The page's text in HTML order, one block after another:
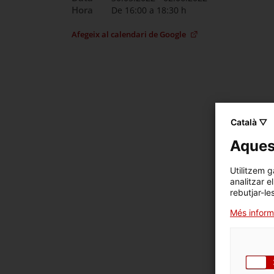
Hora De 16:00 a 18:30 h
Afegeix al calendari de Google
Català ▽
Utilitzem
analitzar
rebutjar-
Més